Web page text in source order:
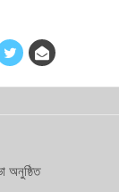
অনুষ্ঠিত